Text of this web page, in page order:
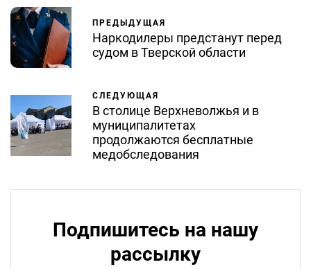
ПРЕДЫДУЩАЯ
Наркодилеры предстанут перед
судом в Тверской области
СЛЕДУЮЩАЯ
В столице Верхневолжья и в
муниципалитетах
продолжаются бесплатные
медобследования
Подпишитесь на нашу
рассылку